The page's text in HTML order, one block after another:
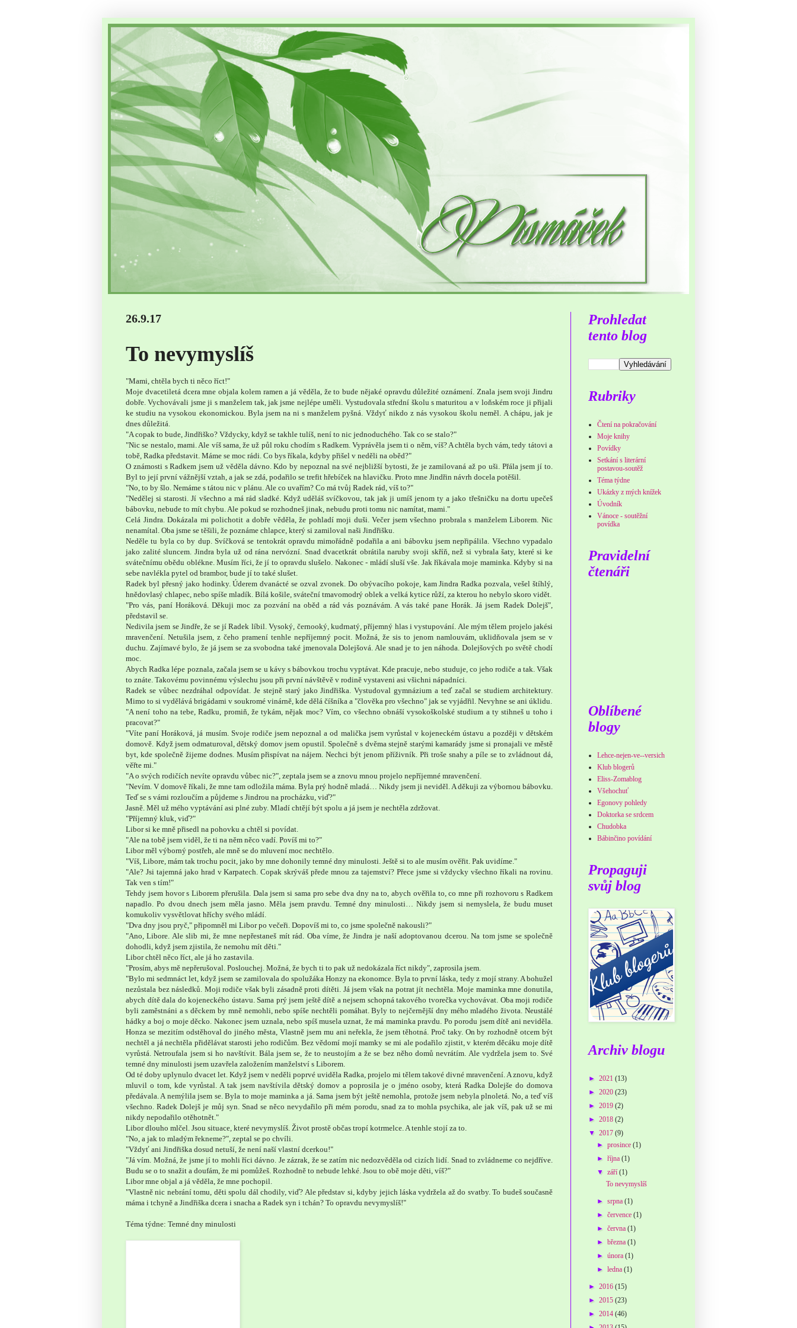
26.9.17
To nevymyslíš
"Mami, chtěla bych ti něco říct!"
Moje dvacetiletá dcera mne objala kolem ramen a já věděla, že to bude nějaké opravdu důležité oznámení. Znala jsem svoji Jindru
dobře. Vychovávali jsme ji s manželem tak, jak jsme nejlépe uměli. Vystudovala střední školu s maturitou a v loňském roce ji přijali
ke studiu na vysokou ekonomickou. Byla jsem na ni s manželem pyšná. Vždyť nikdo z nás vysokou školu neměl. A chápu, jak je
dnes důležitá.
"A copak to bude, Jindřiško? Vždycky, když se takhle tulíš, není to nic jednoduchého. Tak co se stalo?"
"Nic se nestalo, mami. Ale víš sama, že už půl roku chodím s Radkem. Vyprávěla jsem ti o něm, víš? A chtěla bych vám, tedy tátovi a
tobě, Radka představit. Máme se moc rádi. Co bys říkala, kdyby přišel v neděli na oběd?"
O známosti s Radkem jsem už věděla dávno. Kdo by nepoznal na své nejbližší bytosti, že je zamilovaná až po uši. Přála jsem jí to.
Byl to její první vážnější vztah, a jak se zdá, podařilo se trefit hřebíček na hlavičku. Proto mne Jindřin návrh docela potěšil.
"No, to by šlo. Nemáme s tátou nic v plánu. Ale co uvařím? Co má tvůj Radek rád, víš to?"
"Nedělej si starosti. Jí všechno a má rád sladké. Když uděláš svíčkovou, tak jak ji umíš jenom ty a jako třešničku na dortu upečeš
bábovku, nebude to mít chybu. Ale pokud se rozhodneš jinak, nebudu proti tomu nic namítat, mami."
Celá Jindra. Dokázala mi polichotit a dobře věděla, že pohladí moji duši. Večer jsem všechno probrala s manželem Liborem. Nic
nenamítal. Oba jsme se těšili, že poznáme chlapce, který si zamiloval naši Jindřišku.
Neděle tu byla co by dup. Svíčková se tentokrát opravdu mimořádně podařila a ani bábovku jsem nepřipálila. Všechno vypadalo
jako zalité sluncem. Jindra byla už od rána nervózní. Snad dvacetkrát obrátila naruby svoji skříň, než si vybrala šaty, které si ke
svátečnímu obědu oblékne. Musím říci, že jí to opravdu slušelo. Nakonec - mládí sluší vše. Jak říkávala moje maminka. Kdyby si na
sebe navlékla pytel od brambor, bude jí to také slušet.
Radek byl přesný jako hodinky. Úderem dvanácté se ozval zvonek. Do obývacího pokoje, kam Jindra Radka pozvala, vešel štíhlý,
hnědovlasý chlapec, nebo spíše mladík. Bílá košile, sváteční tmavomodrý oblek a velká kytice růží, za kterou ho nebylo skoro vidět.
"Pro vás, paní Horáková. Děkuji moc za pozvání na oběd a rád vás poznávám. A vás také pane Horák. Já jsem Radek Dolejš",
představil se.
Nedivila jsem se Jindře, že se jí Radek líbil. Vysoký, černooký, kudrnatý, příjemný hlas i vystupování. Ale mým tělem projelo jakési
mravenčení. Netušila jsem, z čeho pramení tenhle nepříjemný pocit. Možná, že sis to jenom namlouvám, uklidňovala jsem se v
duchu. Zajímavé bylo, že já jsem se za svobodna také jmenovala Dolejšová. Ale snad je to jen náhoda. Dolejšových po světě chodí
moc.
Abych Radka lépe poznala, začala jsem se u kávy s bábovkou trochu vyptávat. Kde pracuje, nebo studuje, co jeho rodiče a tak. Však
to znáte. Takovému povinnému výslechu jsou při první návštěvě v rodině vystaveni asi všichni nápadníci.
Radek se vůbec nezdráhal odpovídat. Je stejně starý jako Jindřiška. Vystudoval gymnázium a teď začal se studiem architektury.
Mimo to si vydělává brigádami v soukromé vinárně, kde dělá číšníka a "člověka pro všechno" jak se vyjádřil. Nevyhne se ani úklidu.
"A není toho na tebe, Radku, promiň, že tykám, nějak moc? Vím, co všechno obnáší vysokoškolské studium a ty stihneš u toho i
pracovat?"
"Víte paní Horáková, já musím. Svoje rodiče jsem nepoznal a od malička jsem vyrůstal v kojeneckém ústavu a později v dětském
domově. Když jsem odmaturoval, dětský domov jsem opustil. Společně s dvěma stejně starými kamarády jsme si pronajali ve městě
byt, kde společně žijeme dodnes. Musím přispívat na nájem. Nechci být jenom příživník. Při troše snahy a píle se to zvládnout dá,
věřte mi."
"A o svých rodičích nevíte opravdu vůbec nic?", zeptala jsem se a znovu mnou projelo nepříjemné mravenčení.
"Nevím. V domově říkali, že mne tam odložila máma. Byla prý hodně mladá… Nikdy jsem ji neviděl. A děkuji za výbornou bábovku.
Teď se s vámi rozloučím a půjdeme s Jindrou na procházku, viď?"
Jasně. Měl už mého vyptávání asi plné zuby. Mladí chtějí být spolu a já jsem je nechtěla zdržovat.
"Příjemný kluk, viď?"
Libor si ke mně přisedl na pohovku a chtěl si povídat.
"Ale na tobě jsem viděl, že ti na něm něco vadí. Povíš mi to?"
Libor měl výborný postřeh, ale mně se do mluvení moc nechtělo.
"Víš, Libore, mám tak trochu pocit, jako by mne dohonily temné dny minulosti. Ještě si to ale musím ověřit. Pak uvidíme."
"Ale? Jsi tajemná jako hrad v Karpatech. Copak skrýváš přede mnou za tajemství? Přece jsme si vždycky všechno říkali na rovinu.
Tak ven s tím!"
Tehdy jsem hovor s Liborem přerušila. Dala jsem si sama pro sebe dva dny na to, abych ověřila to, co mne při rozhovoru s Radkem
napadlo. Po dvou dnech jsem měla jasno. Měla jsem pravdu. Temné dny minulosti… Nikdy jsem si nemyslela, že budu muset
komukoliv vysvětlovat hříchy svého mládí.
"Dva dny jsou pryč," připomněl mi Libor po večeři. Dopovíš mi to, co jsme společně nakousli?"
"Ano, Libore. Ale slib mi, že mne nepřestaneš mít rád. Oba víme, že Jindra je naší adoptovanou dcerou. Na tom jsme se společně
dohodli, když jsem zjistila, že nemohu mít děti."
Libor chtěl něco říct, ale já ho zastavila.
"Prosím, abys mě nepřerušoval. Poslouchej. Možná, že bych ti to pak už nedokázala říct nikdy", zaprosila jsem.
"Bylo mi sedmnáct let, když jsem se zamilovala do spolužáka Honzy na ekonomce. Byla to první láska, tedy z mojí strany. A bohužel
nezůstala bez následků. Moji rodiče však byli zásadně proti dítěti. Já jsem však na potrat jít nechtěla. Moje maminka mne donutila,
abych dítě dala do kojeneckého ústavu. Sama prý jsem ještě dítě a nejsem schopná takového tvorečka vychovávat. Oba moji rodiče
byli zaměstnáni a s děckem by mně nemohli, nebo spíše nechtěli pomáhat. Byly to nejčernější dny mého mladého života. Neustálé
hádky a boj o moje děcko. Nakonec jsem uznala, nebo spíš musela uznat, že má maminka pravdu. Po porodu jsem dítě ani neviděla.
Honza se mezitím odstěhoval do jiného města, Vlastně jsem mu ani neřekla, že jsem těhotná. Proč taky. On by rozhodně otcem být
nechtěl a já nechtěla přidělávat starosti jeho rodičům. Bez vědomí mojí mamky se mi ale podařilo zjistit, v kterém děcáku moje dítě
vyrůstá. Netroufala jsem si ho navštívit. Bála jsem se, že to neustojím a že se bez něho domů nevrátím. Ale vydržela jsem to. Své
temné dny minulosti jsem uzavřela založením manželství s Liborem.
Od té doby uplynulo dvacet let. Když jsem v neděli poprvé uviděla Radka, projelo mi tělem takové divné mravenčení. A znovu, když
mluvil o tom, kde vyrůstal. A tak jsem navštívila dětský domov a poprosila je o jméno osoby, která Radka Dolejše do domova
předávala. A nemýlila jsem se. Byla to moje maminka a já. Sama jsem být ještě nemohla, protože jsem nebyla plnoletá. No, a teď víš
všechno. Radek Dolejš je můj syn. Snad se něco nevydařilo při mém porodu, snad za to mohla psychika, ale jak víš, pak už se mi
nikdy nepodařilo otěhotnět."
Libor dlouho mlčel. Jsou situace, které nevymyslíš. Život prostě občas tropí kotrmelce. A tenhle stojí za to.
"No, a jak to mladým řekneme?", zeptal se po chvíli.
"Vždyť ani Jindřiška dosud netuší, že není naší vlastní dcerkou!"
"Já vím. Možná, že jsme jí to mohli říci dávno. Je zázrak, že se zatím nic nedozvěděla od cizích lidí. Snad to zvládneme co nejdříve.
Budu se o to snažit a doufám, že mi pomůžeš. Rozhodně to nebude lehké. Jsou to obě moje děti, víš?"
Libor mne objal a já věděla, že mne pochopil.
"Vlastně nic nebrání tomu, děti spolu dál chodily, viď? Ale představ si, kdyby jejich láska vydržela až do svatby. To budeš současně
máma i tchyně a Jindřiška dcera i snacha a Radek syn i tchán? To opravdu nevymyslíš!"
Téma týdne: Temné dny minulosti
Prohledat
tento blog
Rubriky
Čtení na pokračování
Moje knihy
Povídky
Setkání s literární
postavou-soutěž
Téma týdne
Ukázky z mých knížek
Úvodník
Vánoce - soutěžní
povídka
Pravidelní
čtenáři
Oblíbené
blogy
Lehce-nejen-ve--versich
Klub blogerů
Eliss-Zomablog
Všehochuť
Egonovy pohledy
Doktorka se srdcem
Chudobka
Bábinčino povídání
Propaguji
svůj blog
Archiv blogu
► 2021 (13)
► 2020 (23)
► 2019 (2)
► 2018 (2)
▼ 2017 (9)
►prosince(1)
►října(1)
▼září(1)
To nevymyslíš
►srpna(1)
►července(1)
►června(1)
►března(1)
►února(1)
►ledna(1)
► 2016 (15)
► 2015 (23)
► 2014 (46)